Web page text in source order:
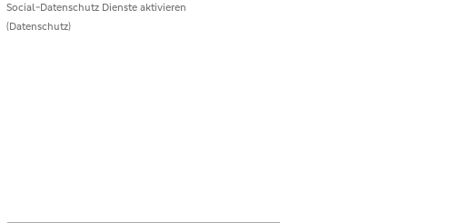
Social-Datenschutz Dienste aktivieren
(Datenschutz)